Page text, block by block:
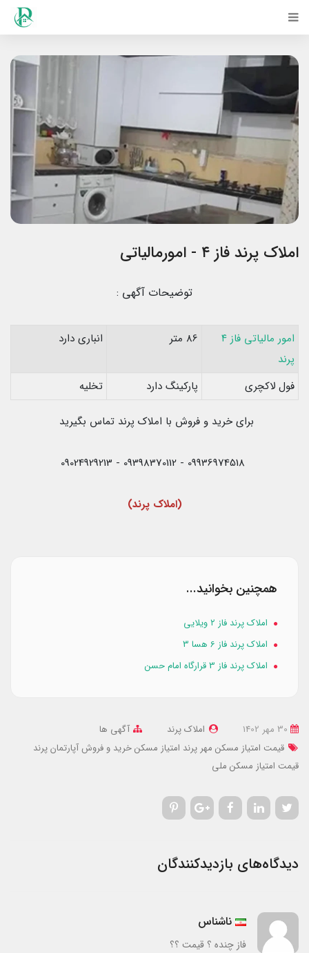
املاک پرند فاز ۴ - امورمالیاتی
توضیحات آگهی :
امور مالیاتی فاز ۴
پرند
86 متر انباری دارد
فول لاکچری پارکینگ دارد تخلیه
برای خرید و فروش با املاک پرند تماس بگیرید
(املاک پرند)
همچنین بخوانید...
املاک پرند فاز ۲ ویلایی
املاک پرند فاز 6 هسا 3
املاک پرند فاز 3 قرارگاه امام حسن
املاک پرند
آگهی ها
قیمت امتیاز مسکن مهر پرند امتیاز مسکنخرید و فروش آپارتمان پرند
قیمت امتیاز مسکن ملی
دیدگاه‌های بازدیدکنندگان
ناشناس
فاز چنده ؟ قیمت ؟؟